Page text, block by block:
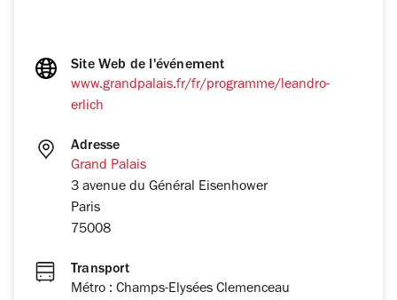
Site Web de l'événement
www.grandpalais.fr/fr/programme/leandro-
erlich
Adresse
Grand Palais
3 avenue du Général Eisenhower
Paris
75008
Transport
Métro : Champs-Elysées Clemenceau